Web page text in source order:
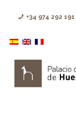
+34 974 292 191